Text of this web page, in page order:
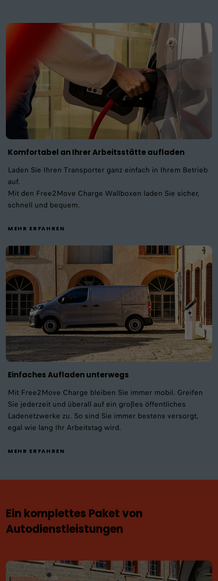
Komfortabel an Ihrer Arbeitsstätte aufladen
Laden Sie Ihren Transporter ganz einfach in Ihrem Betrieb
auf.
Mit den Free2Move Charge Wallboxen laden Sie sicher,
schnell und bequem.
MEHR ERFAHREN
Einfaches Aufladen unterwegs
Mit Free2Move Charge bleiben Sie immer mobil. Greifen
Sie jederzeit und überall auf ein großes öffentliches
Ladenetzwerke zu. So sind Sie immer bestens versorgt,
egal wie lang Ihr Arbeitstag wird.
MEHR ERFAHREN
Ein komplettes Paket von
Autodienstleistungen